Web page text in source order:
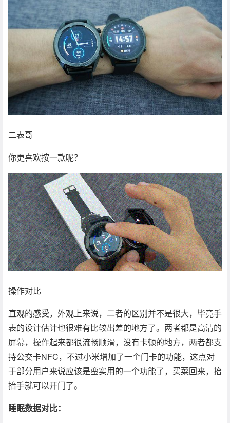
二表哥
你更喜欢按一款呢？
操作对比
直观的感受，外观上来说，二者的区别并不是很大，毕竟手
表的设计估计也很难有比较出差的地方了。两者都是高清的
屏幕，操作起来都很流畅顺滑，没有卡顿的地方，两者都支
持公交卡NFC，不过小米增加了一个门卡的功能，这点对
于部分用户来说应该是蛮实用的一个功能了，买菜回来，抬
抬手就可以开门了。
睡眠数据对比：